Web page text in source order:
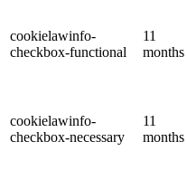
cookielawinfo-
checkbox-functional
11
months
cookielawinfo-
checkbox-necessary
11
months